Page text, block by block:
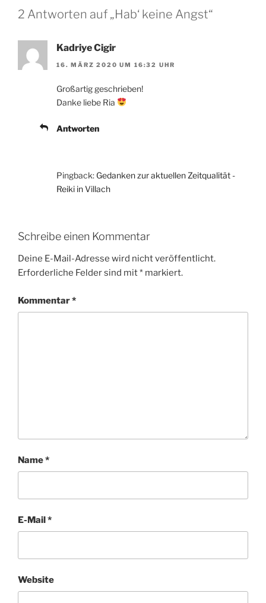
2 Antworten auf „Hab‘ keine Angst“
Kadriye Cigir
16. MÄRZ 2020 UM 16:32 UHR
Großartig geschrieben!
Danke liebe Ria
Antworten
Pingback: Gedanken zur aktuellen Zeitqualität -
Reiki in Villach
Schreibe einen Kommentar
Deine E-Mail-Adresse wird nicht veröffentlicht.
Erforderliche Felder sind mit* markiert.
Kommentar*
Name*
E-Mail*
Website